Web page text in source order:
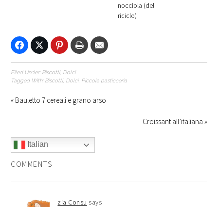
nocciola (del
riciclo)
Filed Under: Biscotti, Dolci
Tagged With: Biscotti, Dolci, Piccola pasticceria
« Bauletto 7 cereali e grano arso
Croissant all’italiana »
Italian
COMMENTS
zia Consu says